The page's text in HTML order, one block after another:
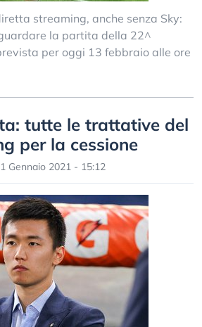
streaming, anche senza Sky:
la partita della 22^
per oggi 13 febbraio alle ore
tutte le trattative del
per la cessione
Gennaio 2021 - 15:12